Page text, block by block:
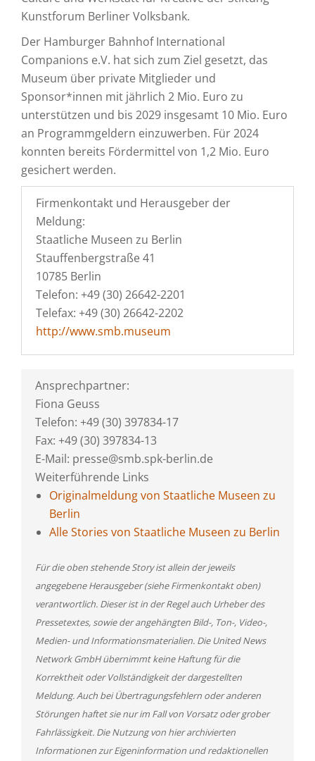
Kunstforum Berliner Volksbank.
Der Hamburger Bahnhof International
Companions e.V. hat sich zum Ziel gesetzt, das
Museum über private Mitglieder und
Sponsor*innen mit jährlich 2 Mio. Euro zu
unterstützen und bis 2029 insgesamt 10 Mio. Euro
an Programmgeldern einzuwerben. Für 2024
konnten bereits Fördermittel von 1,2 Mio. Euro
gesichert werden.
Firmenkontakt und Herausgeber der
Meldung:
Staatliche Museen zu Berlin
Stauffenbergstraße 41
10785 Berlin
Telefon: +49 (30) 26642-2201
Telefax: +49 (30) 26642-2202
http://www.smb.museum
Ansprechpartner:
Fiona Geuss
Telefon: +49 (30) 397834-17
Fax: +49 (30) 397834-13
E-Mail: presse@smb.spk-berlin.de
Weiterführende Links
Originalmeldung von Staatliche Museen zu
Berlin
Alle Stories von Staatliche Museen zu Berlin
Für die oben stehende Story ist allein der jeweils
angegebene Herausgeber (siehe Firmenkontakt oben)
verantwortlich. Dieser ist in der Regel auch Urheber des
Pressetextes, sowie der angehängten Bild-, Ton-, Video-,
Medien- und Informationsmaterialien. Die United News
Network GmbH übernimmt keine Haftung für die
Korrektheit oder Vollständigkeit der dargestellten
Meldung. Auch bei Übertragungsfehlern oder anderen
Störungen haftet sie nur im Fall von Vorsatz oder grober
Fahrlässigkeit. Die Nutzung von hier archivierten
Informationen zur Eigeninformation und redaktionellen